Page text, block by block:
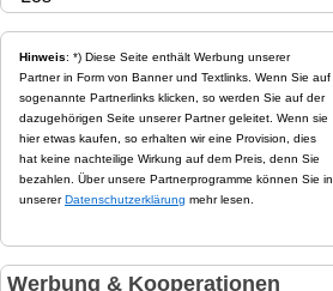
Hinweis: *) Diese Seite enthält Werbung unserer
Partner in Form von Banner und Textlinks. Wenn Sie auf
sogenannte Partnerlinks klicken, so werden Sie auf der
dazugehörigen Seite unserer Partner geleitet. Wenn sie
hier etwas kaufen, so erhalten wir eine Provision, dies
hat keine nachteilige Wirkung auf dem Preis, denn Sie
bezahlen. Über unsere Partnerprogramme können Sie in
unsererDatenschutzerklärung mehr lesen.
Werbung & Kooperationen